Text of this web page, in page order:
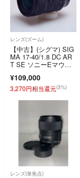
レンズ(ズーム)
【中古】(シグマ) SIG
MA 17-40/1.8 DC AR
T SE ソニーEマウン
¥109,000
3,270円相当還元(3%)
レンズ(単焦点)